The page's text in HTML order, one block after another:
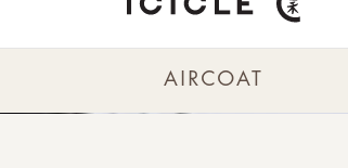
AIRCOAT